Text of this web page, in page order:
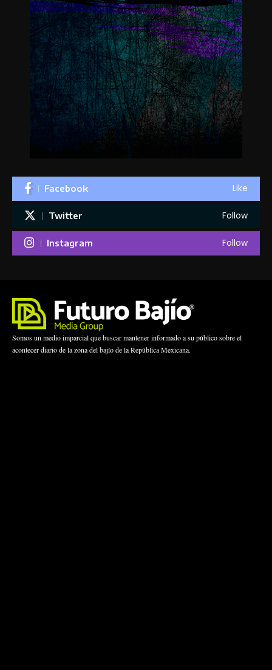
Facebook Like
Twitter Follow
Instagram Follow
Somos un medio imparcial que buscar mantener informado a su público sobre el
acontecer diario de la zona del bajío de la República Mexicana.